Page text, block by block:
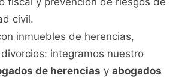
civil.
inmuebles de herencias,
integramos nuestro
de herencias yabogados